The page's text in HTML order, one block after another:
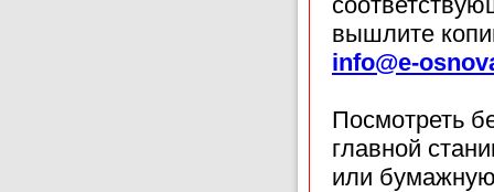
вышлите
info@e-
Посмотреть
главной
или